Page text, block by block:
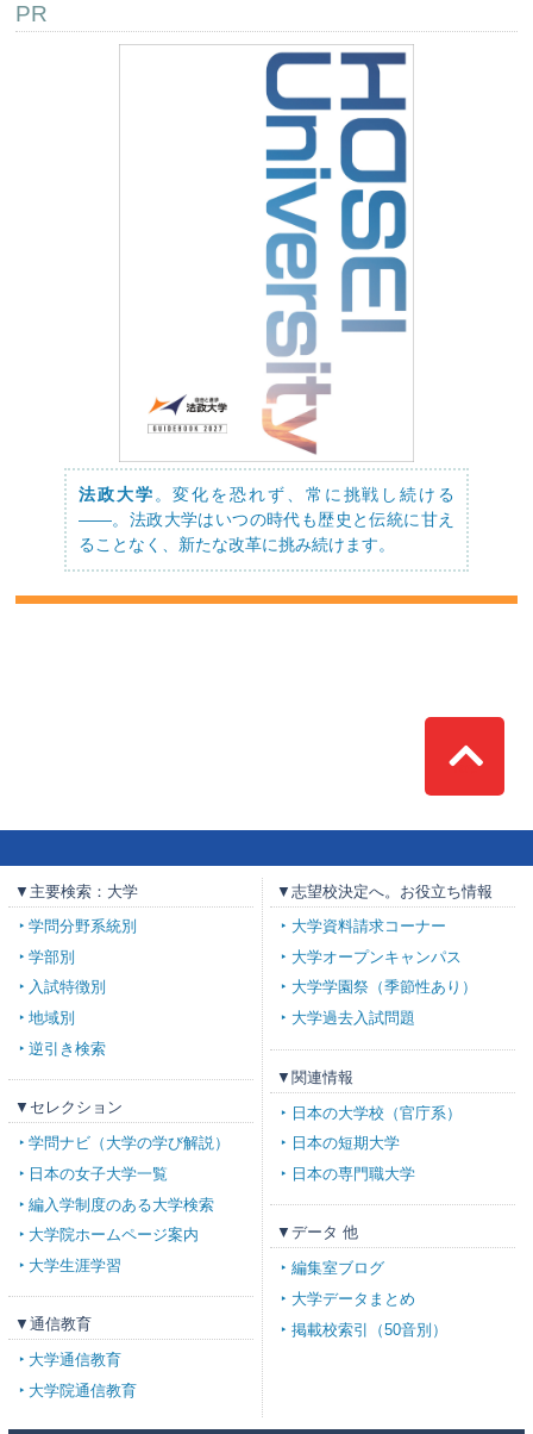
PR
法政大学 。変化を恐れず、常に挑戦し続ける
――。法政大学はいつの時代も歴史と伝統に甘え
ることなく、新たな改革に挑み続けます。
Top
▼主要検索：大学
学問分野系統別
学部別
入試特徴別
地域別
逆引き検索
▼セレクション
学問ナビ（大学の学び解説）
日本の女子大学一覧
編入学制度のある大学検索
大学院ホームページ案内
大学生涯学習
▼通信教育
大学通信教育
大学院通信教育
▼志望校決定へ。お役立ち情報
大学資料請求コーナー
大学オープンキャンパス
大学学園祭（季節性あり）
大学過去入試問題
▼関連情報
日本の大学校（官庁系）
日本の短期大学
日本の専門職大学
▼データ 他
編集室ブログ
大学データまとめ
掲載校索引（50音別）